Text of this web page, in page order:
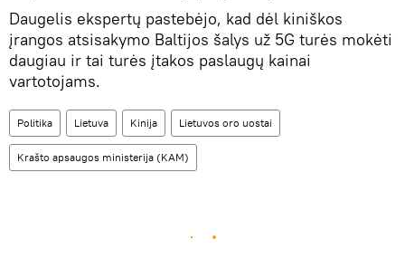
Daugelis ekspertų pastebėjo, kad dėl kiniškos
įrangos atsisakymo Baltijos šalys už 5G turės mokėti
daugiau ir tai turės įtakos paslaugų kainai
vartotojams.
Politika Lietuva Kinija Lietuvos oro uostai
Krašto apsaugos ministerija (KAM)